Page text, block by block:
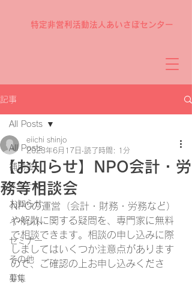
特定非営利活動法人あいさぽセンター
記事
All Posts
補助金
スクール
お知らせ
イベント
セミナー
その他
募集
All Posts
【お知らせ】NPO会計・労
務等相談会
eiichi shinjo
2023年6月17日 読了時間: 1分
NPOの運営（会計・財務・労務など）
や解散に関する疑問を、専門家に無料
で相談できます。相談の申し込みに際
しましてはいくつか注意点があります
ので、ご確認の上お申し込みくださ
い。